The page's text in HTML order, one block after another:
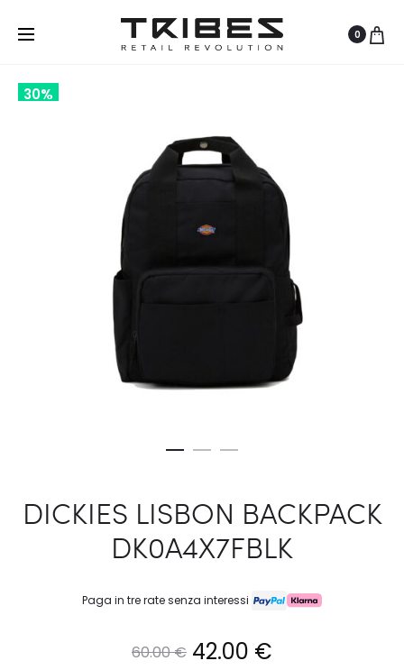
0
30%
DICKIES LISBON BACKPACK
DK0A4X7FBLK
Paga in tre rate senza interessi
60.00€ Il
42.00 €